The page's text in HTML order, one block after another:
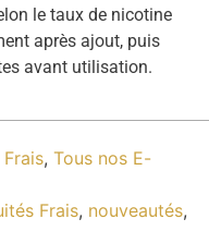
le taux de nicotine
après ajout, puis
avant utilisation.
,Tous nos E-
Frais, nouveautés,